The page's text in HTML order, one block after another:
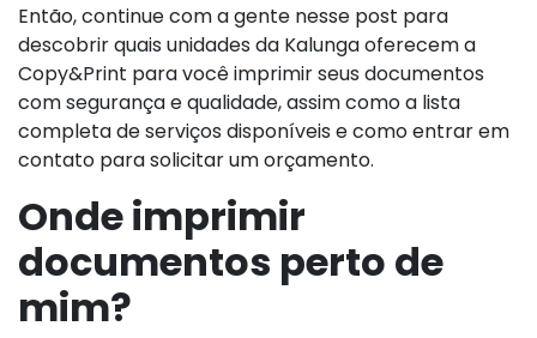
Então, continue com a gente nesse post para
descobrir quais unidades da Kalunga oferecem a
Copy&Print para você imprimir seus documentos
com segurança e qualidade, assim como a lista
completa de serviços disponíveis e como entrar em
contato para solicitar um orçamento.
Onde imprimir
documentos perto de
mim?